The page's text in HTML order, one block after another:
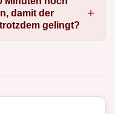
damit der
gelingt?